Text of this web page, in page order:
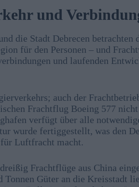
und
die Stadt Debrecen
für den Personen – und
und laufenden
auch der
Frachtflug Boeing 577
verfügt über alle
wurde fertiggestellt, was den
Luftfracht macht.
Frachtflüge aus China
Tonnen Güter an die Kreisstadt